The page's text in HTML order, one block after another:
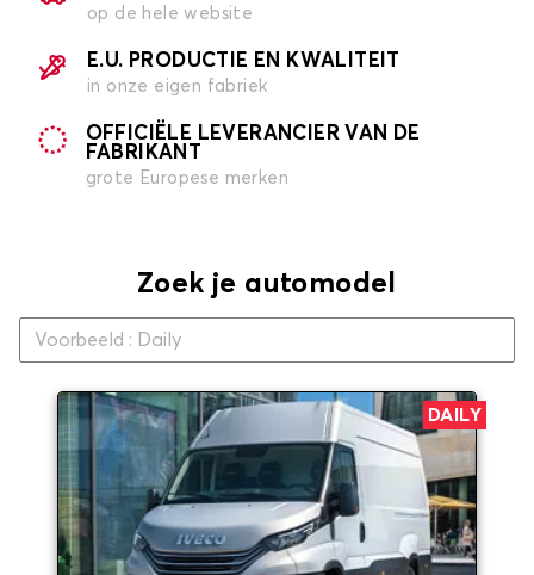
op de hele website
E.U. PRODUCTIE EN KWALITEIT
in onze eigen fabriek
OFFICIËLE LEVERANCIER VAN DE
FABRIKANT
grote Europese merken
Zoek je automodel
DAILY